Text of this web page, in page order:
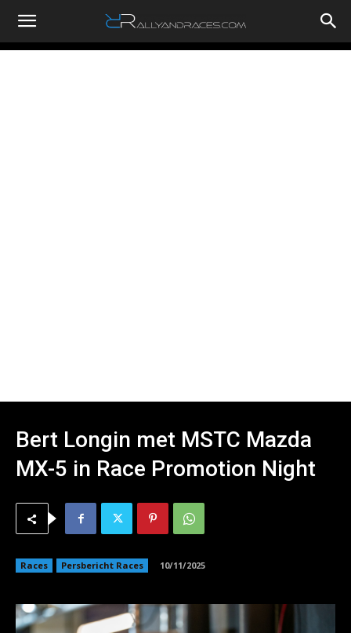
RallyandRaces.com
Bert Longin met MSTC Mazda
MX-5 in Race Promotion Night
Races Persbericht Races 10/11/2025